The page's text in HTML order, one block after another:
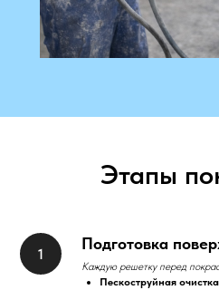
Этапы
Подготовка
Каждую решетку перед
Пескоструйная очистка